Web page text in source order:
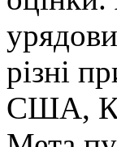
різні
США,